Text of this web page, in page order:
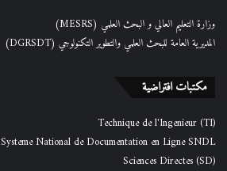
وزارة التعليم العالي و البحث العلمي (MESRS)
المديرية العامة للبحث العلمي والتطوير التكنولوجي (DGRSDT)
مكتبات افتراضية
Technique de l'Ingenieur (TI)
Systeme National de Documentation en Ligne SNDL
Sciences Directes (SD)